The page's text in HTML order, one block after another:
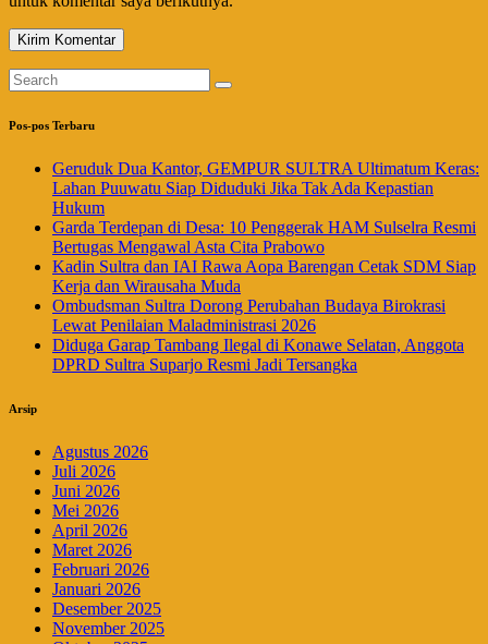
Pos-pos Terbaru
Geruduk Dua Kantor, GEMPUR SULTRA Ultimatum Keras:
Lahan Puuwatu Siap Diduduki Jika Tak Ada Kepastian
Hukum
Garda Terdepan di Desa: 10 Penggerak HAM Sulselra Resmi
Bertugas Mengawal Asta Cita Prabowo
Kadin Sultra dan IAI Rawa Aopa Barengan Cetak SDM Siap
Kerja dan Wirausaha Muda
Ombudsman Sultra Dorong Perubahan Budaya Birokrasi
Lewat Penilaian Maladministrasi 2026
Diduga Garap Tambang Ilegal di Konawe Selatan, Anggota
DPRD Sultra Suparjo Resmi Jadi Tersangka
Arsip
Agustus 2026
Juli 2026
Juni 2026
Mei 2026
April 2026
Maret 2026
Februari 2026
Januari 2026
Desember 2025
November 2025